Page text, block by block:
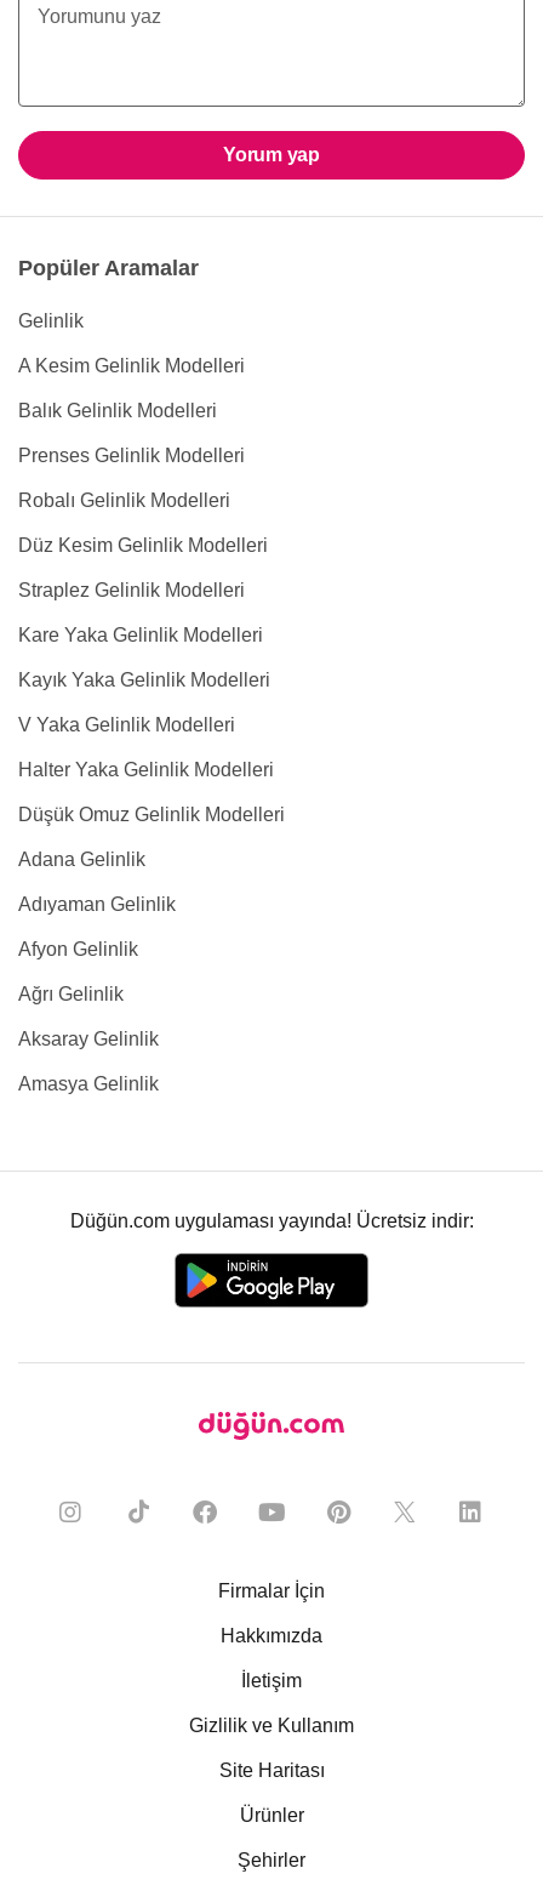
Yorum yap
Popüler Aramalar
Gelinlik
A Kesim Gelinlik Modelleri
Balık Gelinlik Modelleri
Prenses Gelinlik Modelleri
Robalı Gelinlik Modelleri
Düz Kesim Gelinlik Modelleri
Straplez Gelinlik Modelleri
Kare Yaka Gelinlik Modelleri
Kayık Yaka Gelinlik Modelleri
V Yaka Gelinlik Modelleri
Halter Yaka Gelinlik Modelleri
Düşük Omuz Gelinlik Modelleri
Adana Gelinlik
Adıyaman Gelinlik
Afyon Gelinlik
Ağrı Gelinlik
Aksaray Gelinlik
Amasya Gelinlik
Düğün.com uygulaması yayında! Ücretsiz indir:
Firmalar İçin
Hakkımızda
İletişim
Gizlilik ve Kullanım
Site Haritası
Ürünler
Şehirler